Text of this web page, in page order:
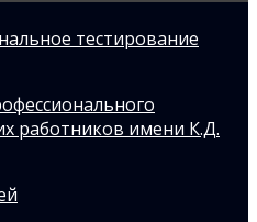
тестирование
работников имени К.Д.